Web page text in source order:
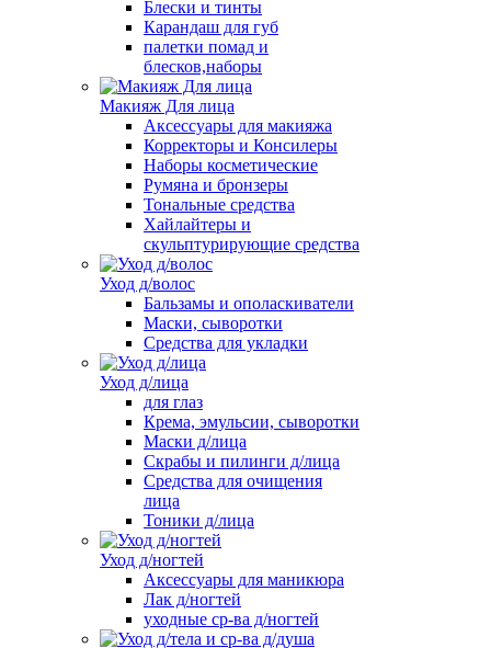
Блески и тинты
Карандаш для губ
палетки помад и
блесков,наборы
Макияж Для лица
Аксессуары для макияжа
Корректоры и Консилеры
Наборы косметические
Румяна и бронзеры
Тональные средства
Хайлайтеры и
скульптурирующие средства
Уход д/волос
Бальзамы и ополаскиватели
Маски, сыворотки
Средства для укладки
Уход д/лица
для глаз
Крема, эмульсии, сыворотки
Маски д/лица
Скрабы и пилинги д/лица
Средства для очищения
лица
Тоники д/лица
Уход д/ногтей
Аксессуары для маникюра
Лак д/ногтей
уходные ср-ва д/ногтей